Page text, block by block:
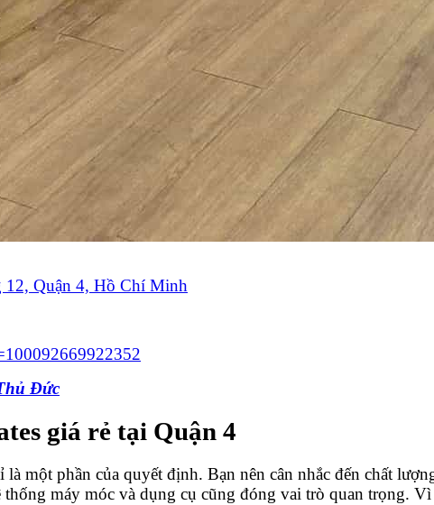
Quận 4, Hồ Chí Minh
Đức
giá rẻ tại Quận 4
một phần của quyết định. Bạn nên cân nhắc đến chất
máy móc và dụng cụ cũng đóng vai trò quan trọng.